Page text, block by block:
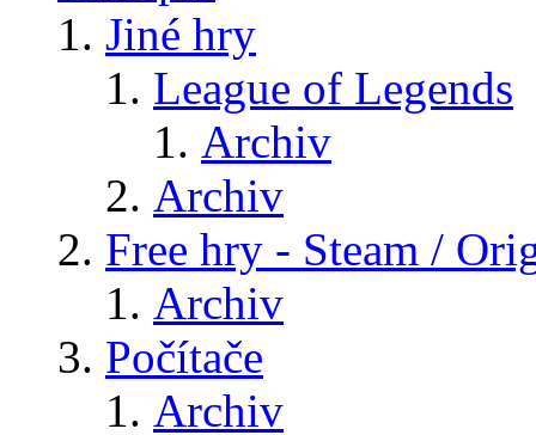
Jiné hry
League of Legends
Archiv
Archiv
Free hry - Steam /
Archiv
Počítače
Archiv